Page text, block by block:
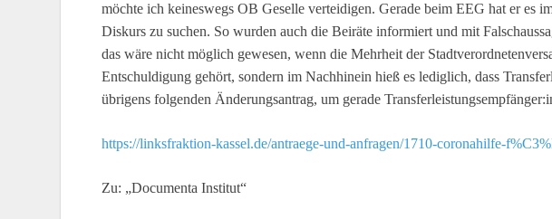
möchte ich keineswegs OB Geselle verteidigen. Gerade beim EEG hat er es
Diskurs zu suchen. So wurden auch die Beiräte informiert und mit
das wäre nicht möglich gewesen, wenn die Mehrheit der
Entschuldigung gehört, sondern im Nachhinein hieß es lediglich, dass
übrigens folgenden Änderungsantrag, um gerade
https://linksfraktion-kassel.de/antraege-und-anfragen/1710-coronahilfe-
Zu: „Documenta Institut“